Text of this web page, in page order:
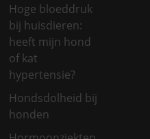
Hoge bloeddruk
bij huisdieren:
heeft mijn hond
of kat
hypertensie?
Hondsdolheid bij
honden